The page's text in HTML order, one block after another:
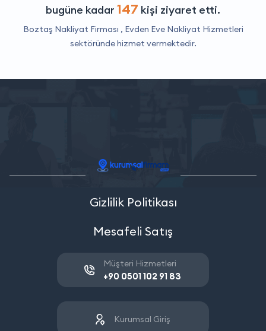
bugüne kadar 147 kişi ziyaret etti.
Boztaş Nakliyat Firması , Evden Eve Nakliyat Hizmetleri
sektöründe hizmet vermektedir.
Gizlilik Politikası
Mesafeli Satış
Müşteri Hizmetleri
+90 0501 102 91 83
Kurumsal Giriş